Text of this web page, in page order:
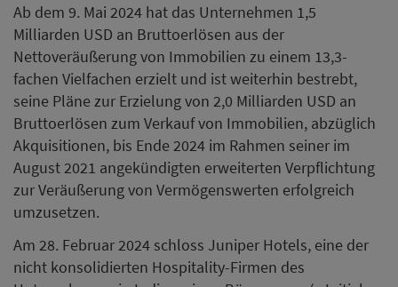
Ab dem 9. Mai 2024 hat das Unternehmen 1,5
Milliarden USD an Bruttoerlösen aus der
Nettoveräußerung von Immobilien zu einem 13,3-
fachen Vielfachen erzielt und ist weiterhin bestrebt,
seine Pläne zur Erzielung von 2,0 Milliarden USD an
Bruttoerlösen zum Verkauf von Immobilien, abzüglich
Akquisitionen, bis Ende 2024 im Rahmen seiner im
August 2021 angekündigten erweiterten Verpflichtung
zur Veräußerung von Vermögenswerten erfolgreich
umzusetzen.
Am 28. Februar 2024 schloss Juniper Hotels, eine der
nicht konsolidierten Hospitality-Firmen des